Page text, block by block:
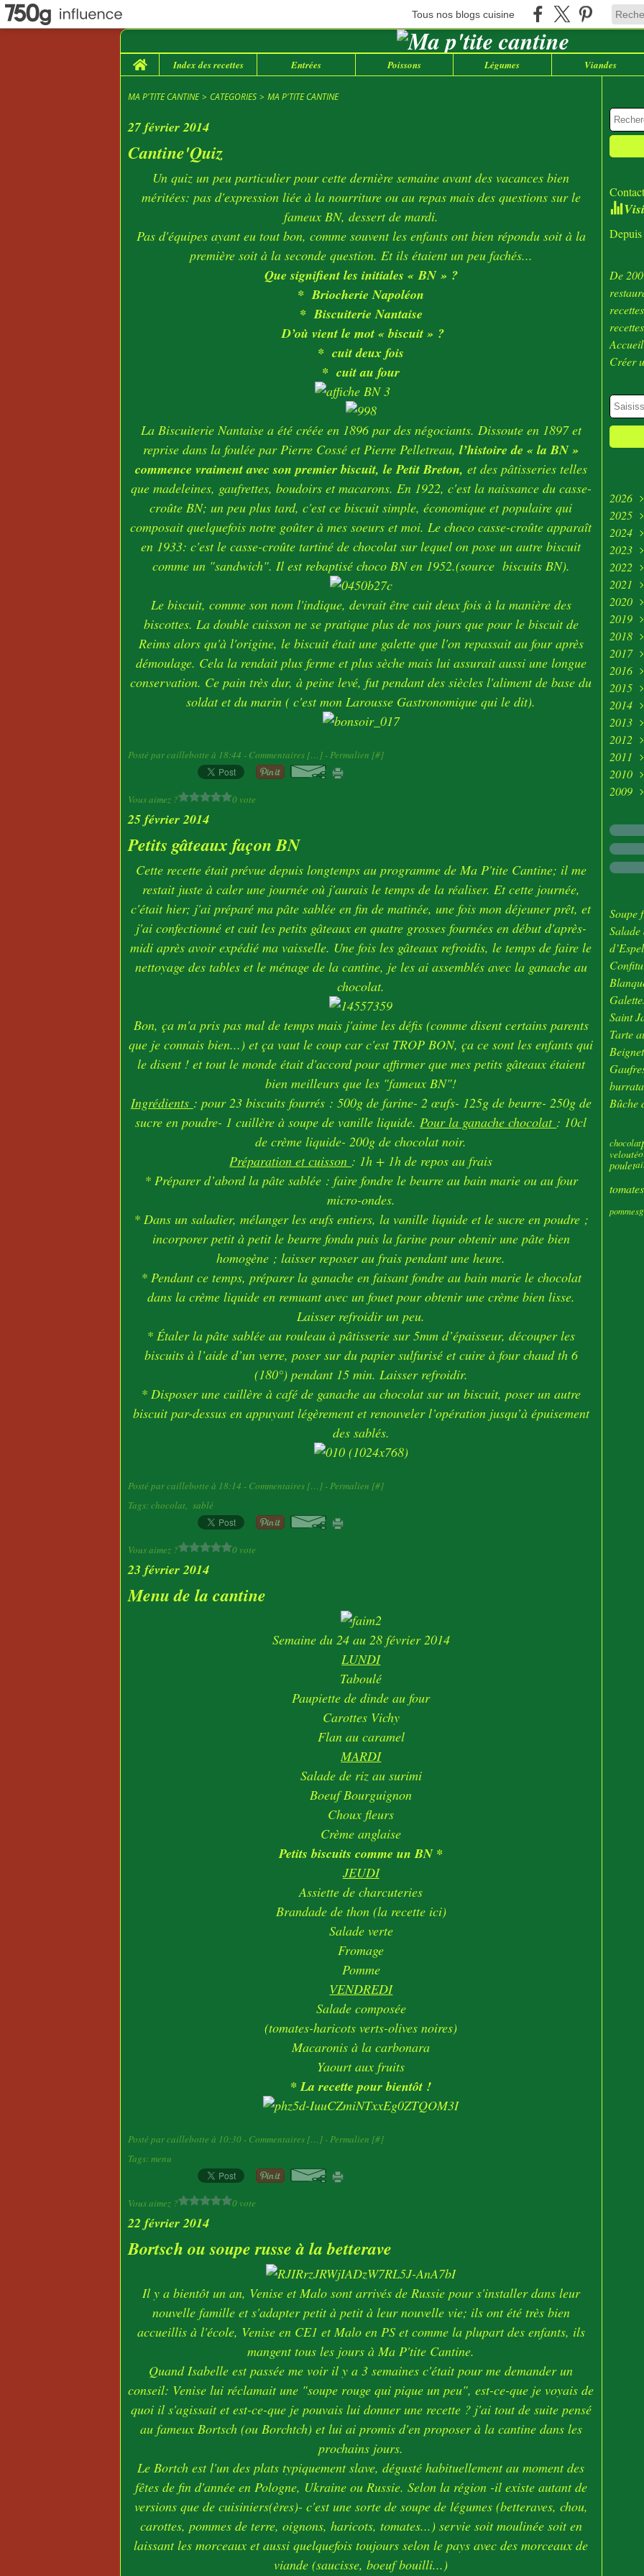
Tous nos blogs cuisine
Home Index des recettes Entrées Poissons Légumes Viandes
MA P'TITE CANTINE > CATEGORIES > MA P'TITE CANTINE
27 février 2014
Cantine'Quiz
Un quiz un peu particulier pour cette dernière semaine avant des vacances bien
méritées: pas d'expression liée à la nourriture ou au repas mais des questions sur le
fameux BN, dessert de mardi.
Pas d'équipes ayant eu tout bon, comme souvent les enfants ont bien répondu soit à la
première soit à la seconde question. Et ils étaient un peu fachés...
Que signifient les initiales « BN » ?
* Briocherie Napoléon
* Biscuiterie Nantaise
D’où vient le mot « biscuit » ?
* cuit deux fois
* cuit au four
La Biscuiterie Nantaise a été créée en 1896 par des négociants. Dissoute en 1897 et
reprise dans la foulée par Pierre Cossé et Pierre Pelletreau,l’histoire de « la BN »
commence vraiment avec son premier biscuit, le Petit Breton, et des pâtisseries telles
que madeleines, gaufrettes, boudoirs et macarons. En 1922, c'est la naissance du casse-
croûte BN; un peu plus tard, c'est ce biscuit simple, économique et populaire qui
composait quelquefois notre goûter à mes soeurs et moi. Le choco casse-croûte apparaît
en 1933: c'est le casse-croûte tartiné de chocolat sur lequel on pose un autre biscuit
comme un "sandwich". Il est rebaptisé choco BN en 1952.(source biscuits BN).
Le biscuit, comme son nom l'indique, devrait être cuit deux fois à la manière des
biscottes. La double cuisson ne se pratique plus de nos jours que pour le biscuit de
Reims alors qu'à l'origine, le biscuit était une galette que l'on repassait au four après
démoulage. Cela la rendait plus ferme et plus sèche mais lui assurait aussi une longue
conservation. Ce pain très dur, à peine levé, fut pendant des siècles l'aliment de base du
soldat et du marin ( c'est mon Larousse Gastronomique qui le dit).
Posté par caillebotte à 18:44 - Commentaires [… ] - Permalien [#]
Vous aimez ? 0 vote
25 février 2014
Petits gâteaux façon BN
Cette recette était prévue depuis longtemps au programme de Ma P'tite Cantine; il me
restait juste à caler une journée où j'aurais le temps de la réaliser. Et cette journée,
c'était hier; j'ai préparé ma pâte sablée en fin de matinée, une fois mon déjeuner prêt, et
j'ai confectionné et cuit les petits gâteaux en quatre grosses fournées en début d'après-
midi après avoir expédié ma vaisselle. Une fois les gâteaux refroidis, le temps de faire le
nettoyage des tables et le ménage de la cantine, je les ai assemblés avec la ganache au
chocolat.
Bon, ça m'a pris pas mal de temps mais j'aime les défis (comme disent certains parents
que je connais bien...) et ça vaut le coup car c'est TROP BON, ça ce sont les enfants qui
le disent ! et tout le monde était d'accord pour affirmer que mes petits gâteaux étaient
bien meilleurs que les "fameux BN"!
Ingrédients : pour 23 biscuits fourrés : 500g de farine- 2 œufs- 125g de beurre- 250g de
sucre en poudre- 1 cuillère à soupe de vanille liquide.Pour la ganache chocolat : 10cl
de crème liquide- 200g de chocolat noir.
Préparation et cuisson : 1h + 1h de repos au frais
* Préparer d’abord la pâte sablée : faire fondre le beurre au bain marie ou au four
micro-ondes.
* Dans un saladier, mélanger les œufs entiers, la vanille liquide et le sucre en poudre ;
incorporer petit à petit le beurre fondu puis la farine pour obtenir une pâte bien
homogène ; laisser reposer au frais pendant une heure.
* Pendant ce temps, préparer la ganache en faisant fondre au bain marie le chocolat
dans la crème liquide en remuant avec un fouet pour obtenir une crème bien lisse.
Laisser refroidir un peu.
* Étaler la pâte sablée au rouleau à pâtisserie sur 5mm d’épaisseur, découper les
biscuits à l’aide d’un verre, poser sur du papier sulfurisé et cuire à four chaud th 6
(180°) pendant 15 min. Laisser refroidir.
* Disposer une cuillère à café de ganache au chocolat sur un biscuit, poser un autre
biscuit par-dessus en appuyant légèrement et renouveler l’opération jusqu’à épuisement
des sablés.
Posté par caillebotte à 18:14 - Commentaires [… ] - Permalien [#]
Tags: chocolat, sablé
Vous aimez ? 0 vote
23 février 2014
Menu de la cantine
Semaine du 24 au 28 février 2014
LUNDI
Taboulé
Paupiette de dinde au four
Carottes Vichy
Flan au caramel
MARDI
Salade de riz au surimi
Boeuf Bourguignon
Choux fleurs
Crème anglaise
Petits biscuits comme un BN *
JEUDI
Assiette de charcuteries
Brandade de thon (la recette ici)
Salade verte
Fromage
Pomme
VENDREDI
Salade composée
(tomates-haricots verts-olives noires)
Macaronis à la carbonara
Yaourt aux fruits
* La recette pour bientôt !
Posté par caillebotte à 10:30 - Commentaires [… ] - Permalien [#]
Tags: menu
Vous aimez ? 0 vote
22 février 2014
Bortsch ou soupe russe à la betterave
Il y a bientôt un an, Venise et Malo sont arrivés de Russie pour s'installer dans leur
nouvelle famille et s'adapter petit à petit à leur nouvelle vie; ils ont été très bien
accueillis à l'école, Venise en CE1 et Malo en PS et comme la plupart des enfants, ils
mangent tous les jours à Ma P'tite Cantine.
Quand Isabelle est passée me voir il y a 3 semaines c'était pour me demander un
conseil: Venise lui réclamait une "soupe rouge qui pique un peu", est-ce-que je voyais de
quoi il s'agissait et est-ce-que je pouvais lui donner une recette ? j'ai tout de suite pensé
au fameux Bortsch (ou Borchtch) et lui ai promis d'en proposer à la cantine dans les
prochains jours.
Le Bortch est l'un des plats typiquement slave, dégusté habituellement au moment des
fêtes de fin d'année en Pologne, Ukraine ou Russie. Selon la région -il existe autant de
versions que de cuisiniers(ères)- c'est une sorte de soupe de légumes (betteraves, chou,
carottes, pommes de terre, oignons, haricots, tomates...) servie soit moulinée soit en
laissant les morceaux et aussi quelquefois toujours selon le pays avec des morceaux de
viande (saucisse, boeuf bouilli...)
De
Créer
2026
Juillet
Juin
Avril
Mars
2025
Août
Juillet
Mai
Avril
Mars
2024
Août
Juillet
Juin
Mai
Avril
Mars
2023
Août
Juillet
Juin
Mai
Avril
Mars
2022
Août
Juillet
Juin
Mai
Avril
Mars
2021
Août
Juillet
Juin
Mai
Avril
Mars
2020
Août
Juillet
Juin
Mai
Avril
Mars
2019
Août
Juillet
Juin
Mai
Avril
Mars
2018
Août
Juillet
Juin
Mai
Avril
2017
Août
Juillet
Juin
Mai
2016
Août
Juillet
Juin
2015
Août
Juillet
Mai
2014
Août
Juin
Mai
2013
Juin
Mai
2012
Juin
Mai
2011
Juin
2010
Mai
2009
Soupe
Saint
Tarte
burrata
Bûche
chocolat
velouté
poulet
tomates
pommes